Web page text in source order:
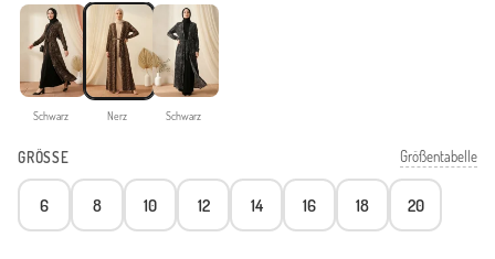
Schwarz Nerz Schwarz
GRÖSSE Größentabelle
6 8 10 12 14 16 18 20